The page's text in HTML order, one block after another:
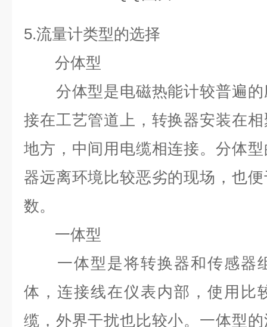
5.流量计类型的选择
分体型
分体型是电磁热能计较普遍的
接在工艺管道上，转换器安装在
地方，中间用电缆相连接。分体
器远离环境比较恶劣的现场，也
数。
一体型
一体型是将转换器和传感器
体，连接线在仪表内部，使用比
缆，外界干扰也比较小。一体型